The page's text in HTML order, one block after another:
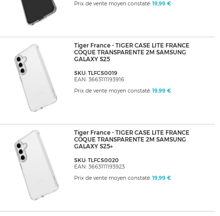
Prix de vente moyen constaté: 19,99 €
Tiger France - TIGER CASE LITE FRANCE
COQUE TRANSPARENTE 2M SAMSUNG
GALAXY S25
SKU: TLFCS0019
EAN: 3663111193916
Prix de vente moyen constaté: 19,99 €
Tiger France - TIGER CASE LITE FRANCE
COQUE TRANSPARENTE 2M SAMSUNG
GALAXY S25+
SKU: TLFCS0020
EAN: 3663111193923
Prix de vente moyen constaté: 19,99 €